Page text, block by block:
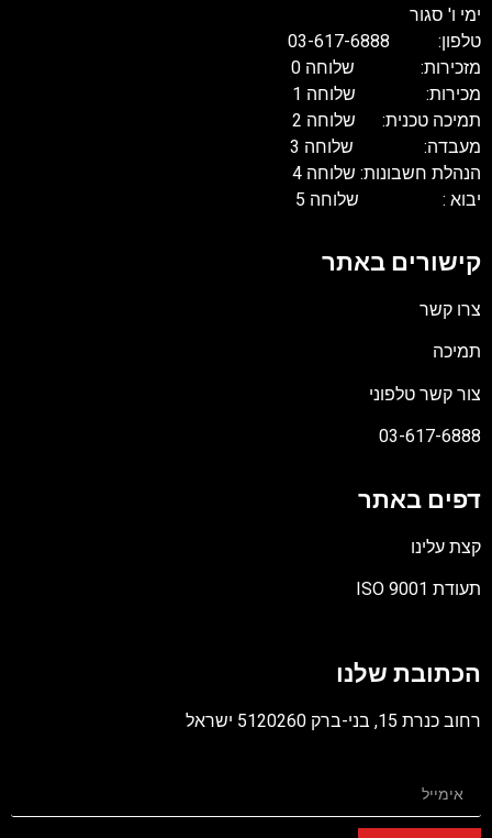
ימי ו' סגור
טלפון: 03-617-6888
מזכירות: שלוחה 0
מכירות: שלוחה 1
תמיכה טכנית: שלוחה 2
מעבדה: שלוחה 3
הנהלת חשבונות: שלוחה 4
יבוא : שלוחה 5
קישורים באתר
צרו קשר
תמיכה
צור קשר טלפוני
03-617-6888
דפים באתר
קצת עלינו
תעודת ISO 9001
PDF
הכתובת שלנו
רחוב כנרת 15, בני-ברק 5120260 ישראל